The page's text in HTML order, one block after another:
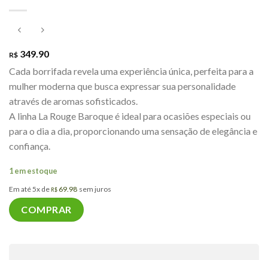
R$ 349.90
Cada borrifada revela uma experiência única, perfeita para a
mulher moderna que busca expressar sua personalidade
através de aromas sofisticados.
A linha La Rouge Baroque é ideal para ocasiões especiais ou
para o dia a dia, proporcionando uma sensação de elegância e
confiança.
1 em estoque
Em até 5x de R$ 69.98 sem juros
COMPRAR